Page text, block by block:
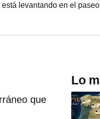
levantando en el
de euros en este
que
Lo